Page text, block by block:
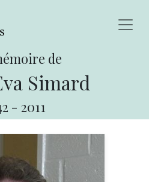
de
Simard
- 2011